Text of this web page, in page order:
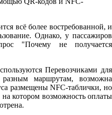
всё более востребованной, и
Однако, у пассажиров
"Почему не получается
Перевозчиками для
разным маршрутам, возможна
размещены NFC-таблички, но
котором возможность оплаты